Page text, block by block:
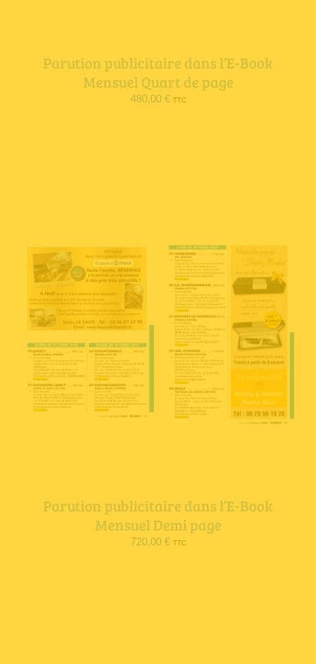
Parution publicitaire dans l’E-Book
Mensuel Quart de page
480,00 € TTC
Parution publicitaire dans l’E-Book
Mensuel Demi page
720,00 € TTC